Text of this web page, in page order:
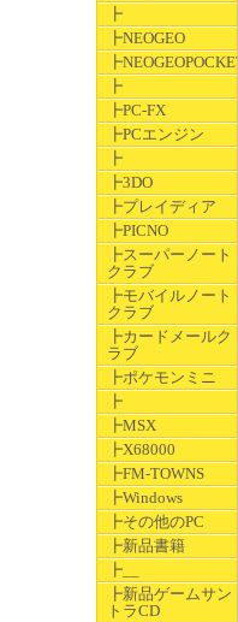
┣
┣NEOGEO
┣NEOGEOPOCKET
┣
┣PC-FX
┣PCエンジン
┣
┣3DO
┣プレイディア
┣PICNO
┣スーパーノート
クラブ
┣モバイルノート
クラブ
┣カードメールク
ラブ
┣ポケモンミニ
┣
┣MSX
┣X68000
┣FM-TOWNS
┣Windows
┣その他のPC
┣新品書籍
┣__
┣新品ゲームサン
トラCD